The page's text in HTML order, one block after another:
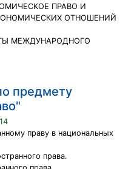
ПРАВО И
ОТНОШЕНИЙ
МЕЖДУНАРОДНОГО
предмету
праву в национальных
права.